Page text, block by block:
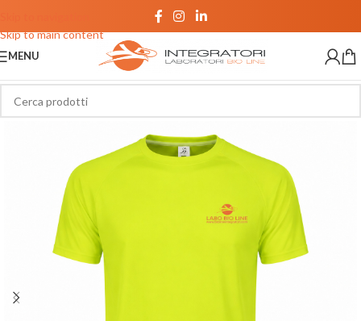
Skip to main content
MENU